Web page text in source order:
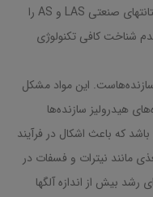
با وجود این، a-SFMe هنوز موقعیت سورفاکتانتهای صنعتی LAS و AS را
شناخت کافی تکنولوژی
این مواد مشکل
هیدرولیز سازنده‌ها
که باعث اشکال در فرآیند
مانند نیترات و فسفات در
رشد بیش از اندازه آلگها